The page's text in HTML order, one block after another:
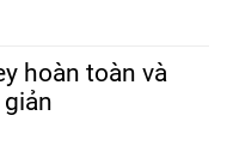
hoàn toàn và